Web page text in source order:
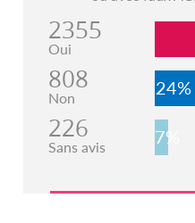
2355
Oui
808
Non 24%
226
Sans avis 7%